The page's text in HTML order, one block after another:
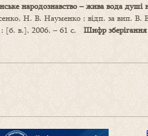
народознавство– жива вода душі
Н. В. Науменко ; відп. за вип.
[б. в.], 2006. – 61 с. Шифр